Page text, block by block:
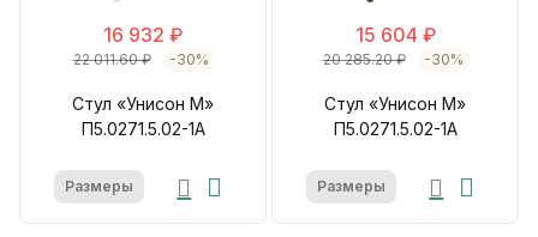
16 932 ₽
22 011.60 ₽ -30%
Стул «Унисон М»
П5.0271.5.02-1А
Размеры
15 604 ₽
20 285.20 ₽ -30%
Стул «Унисон М»
П5.0271.5.02-1А
Размеры